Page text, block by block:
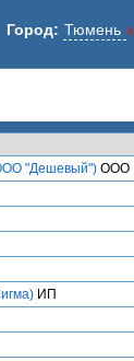
Город: Тюмень x
"Дешевый") ООО
ИП